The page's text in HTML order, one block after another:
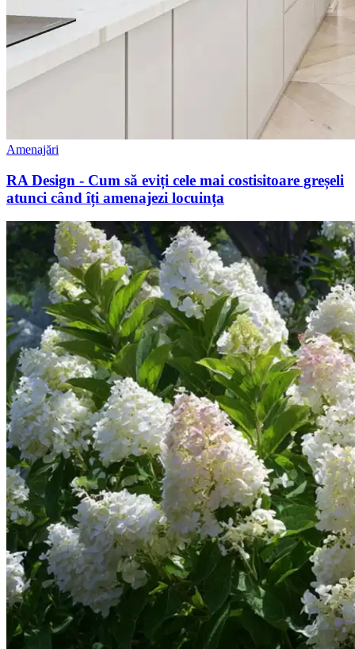
Amenajări
RA Design - Cum să eviți cele mai costisitoare greșeli
atunci când îți amenajezi locuința